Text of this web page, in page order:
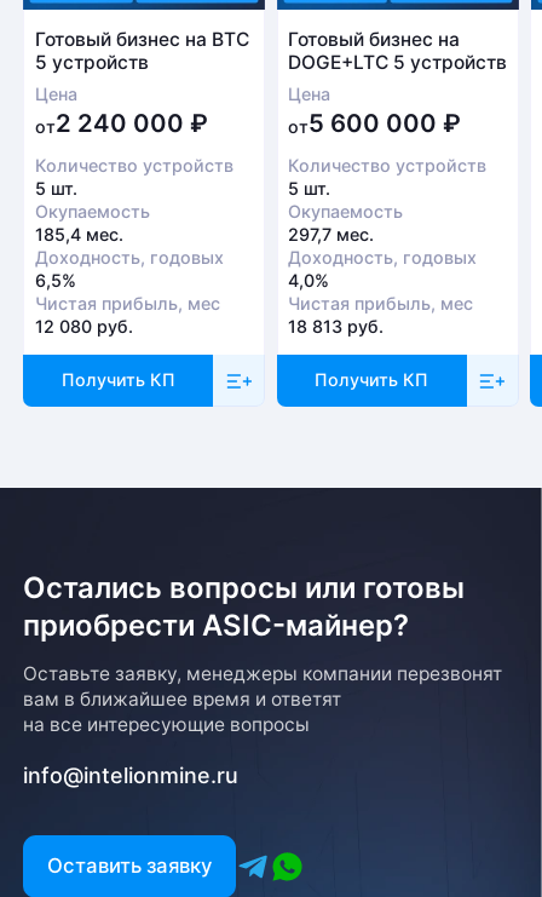
Готовый бизнес на BTC
5 устройств
Цена
от2 240 000 ₽
Количество устройств
5 шт.
Окупаемость
185,4 мес.
Доходность, годовых
6,5%
Чистая прибыль, мес
12 080 руб.
Получить КП
Готовый бизнес на
DOGE+LTC 5 устройств
Цена
от5 600 000₽
Количество устройств
5 шт.
Окупаемость
297,7 мес.
Доходность, годовых
4,0%
Чистая прибыль, мес
18 813 руб.
Получить КП
Остались вопросы или готовы
приобрести ASIC-майнер?
Оставьте заявку, менеджеры компании перезвонят
вам в ближайшее время и ответят
на все интересующие вопросы
info@intelionmine.ru
Оставить заявку